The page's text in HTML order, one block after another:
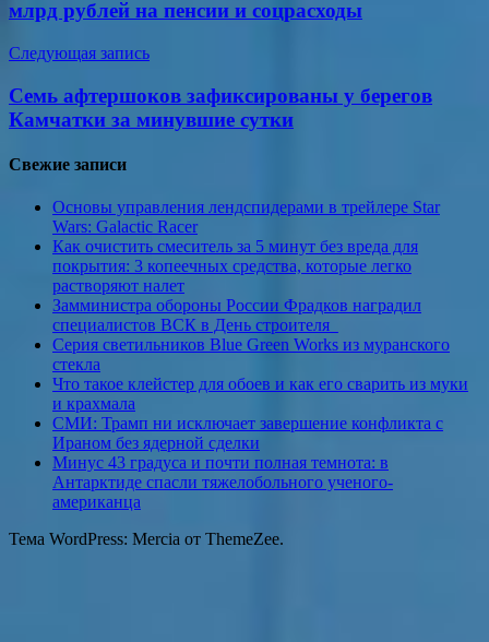
записям
млрд рублей на пенсии и соцрасходы
Следующая запись
Семь афтершоков зафиксированы у берегов
Камчатки за минувшие сутки
Свежие записи
Основы управления лендспидерами в трейлере Star
Wars: Galactic Racer
Как очистить смеситель за 5 минут без вреда для
покрытия: 3 копеечных средства, которые легко
растворяют налет
Замминистра обороны России Фрадков наградил
специалистов ВСК в День строителя
Серия светильников Blue Green Works из муранского
стекла
Что такое клейстер для обоев и как его сварить из муки
и крахмала
СМИ: Трамп ни исключает завершение конфликта с
Ираном без ядерной сделки
Минус 43 градуса и почти полная темнота: в
Антарктиде спасли тяжелобольного ученого-
американца
Тема WordPress: Mercia от ThemeZee.